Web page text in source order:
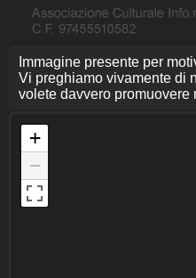
Immagine presente per
Vi preghiamo vivamente di
volete davvero promuovere
+
−